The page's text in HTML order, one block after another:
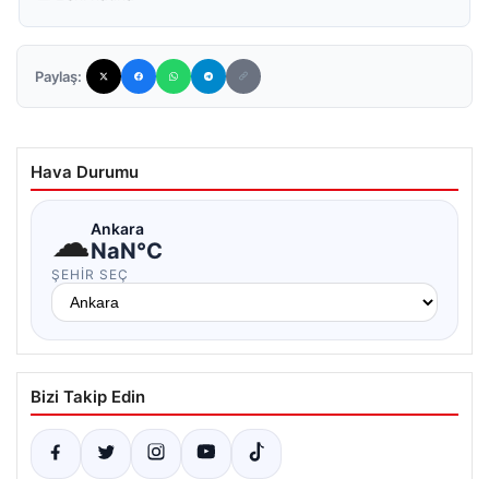
Paylaş:
Hava Durumu
☁Ankara
NaN°C
ŞEHIR SEÇ
Bizi Takip Edin